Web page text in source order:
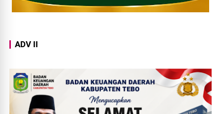
ADV II